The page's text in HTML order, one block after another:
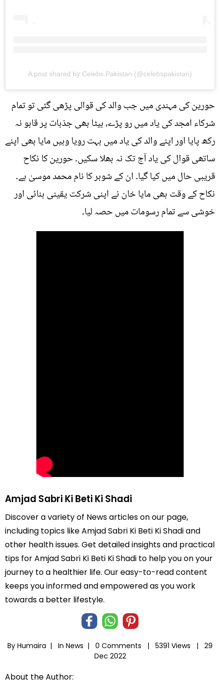
A post shared by Celebs.Pakistan (@celebspakistan)
حورین کی مہندی میں جب والد کی قوالی پڑھی گئی تو تمام
شرکاء امجد کی یاد میں رو پڑے، بیٹا بھی جذبات پر قابو نہ
رکھ پایا اور اپنے والد کی یاد میں بہت رویا وہیں مایا بھی اپنے
ساتھی قوال کی یاد آج تک نہ بھلا سکیں۔ حورین کا نکاح
قریبی حال میں کیا گیا۔ ان کے شوہر کا نام محمد موسیٰ ہے۔
نکاح کے وقت بھی مایا خان نے اپنی شرکت یقینی بنائی اور
خوشی سے تمام رسومات میں حصہ لیا۔
Amjad Sabri Ki Beti Ki Shadi
Discover a variety of News articles on our page,
including topics like Amjad Sabri Ki Beti Ki Shadi and
other health issues. Get detailed insights and practical
tips for Amjad Sabri Ki Beti Ki Shadi to help you on your
journey to a healthier life. Our easy-to-read content
keeps you informed and empowered as you work
towards a better lifestyle.
By Humaira | In News | 0 Comments | 5391 Views |
29
Dec 2022
About the Author: